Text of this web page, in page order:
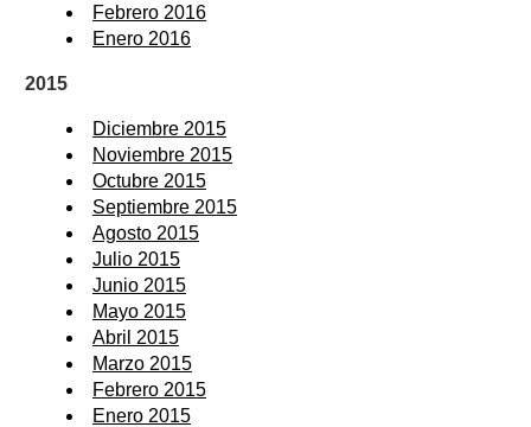
Febrero 2016
Enero 2016
2015
Diciembre 2015
Noviembre 2015
Octubre 2015
Septiembre 2015
Agosto 2015
Julio 2015
Junio 2015
Mayo 2015
Abril 2015
Marzo 2015
Febrero 2015
Enero 2015